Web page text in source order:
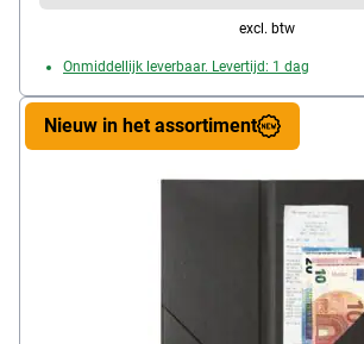
excl. btw
Onmiddellijk leverbaar. Levertijd: 1 dag
Nieuw in het assortiment